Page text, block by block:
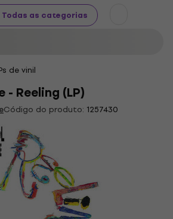
Todas as categorias
de vinil
Reeling (LP)
Código do produto: 1257430